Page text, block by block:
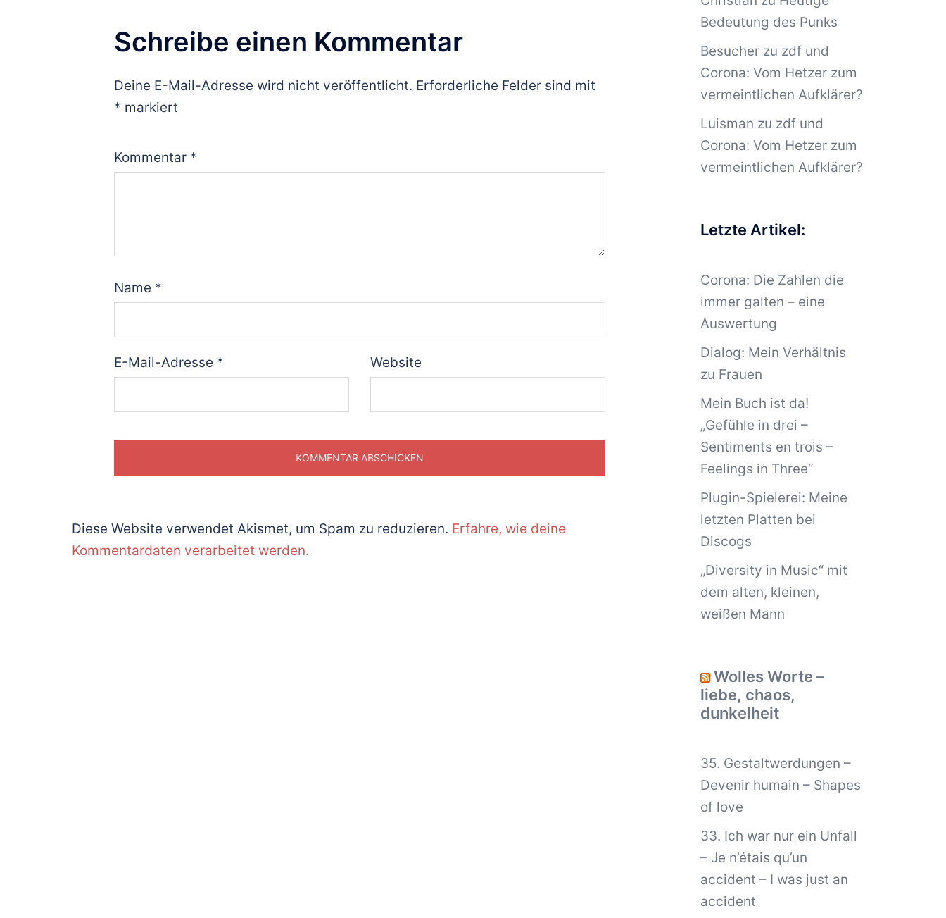
Schreibe einen Kommentar
Deine E-Mail-Adresse wird nicht veröffentlicht. Erforderliche Felder sind mit
* markiert
Kommentar *
Name *
E-Mail-Adresse * Website
Diese Website verwendet Akismet, um Spam zu reduzieren. Erfahre, wie deine
Kommentardaten verarbeitet werden.
Bedeutung des Punks
Besucherzu zdf und
Corona: Vom Hetzer zum
vermeintlichen Aufklärer?
Luisman zu zdf und
Corona: Vom Hetzer zum
vermeintlichen Aufklärer?
Letzte Artikel:
Corona: Die Zahlen die
immer galten – eine
Auswertung
Dialog: Mein Verhältnis
zu Frauen
Mein Buch ist da!
„Gefühle in drei –
Sentiments en trois –
Feelings in Three“
Plugin-Spielerei: Meine
letzten Platten bei
Discogs
„Diversity in Music“ mit
dem alten, kleinen,
weißen Mann
Wolles Worte –
liebe, chaos,
dunkelheit
35. Gestaltwerdungen –
Devenir humain – Shapes
of love
33. Ich war nur ein Unfall
– Je n’étais qu’un
accident – I was just an
accident